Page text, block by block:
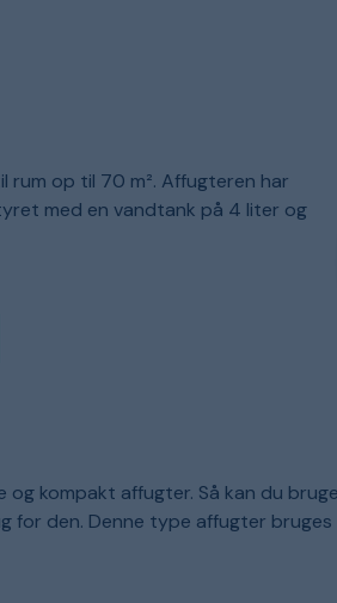
rum op til 70 m². Affugteren har
med en vandtank på 4 liter og
kompakt affugter. Så kan du
for den. Denne type affugter